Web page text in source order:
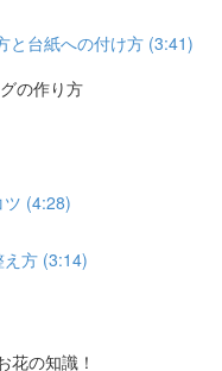
と台紙への付け方 (3:41)
の作り方
ツ (4:28)
え方 (3:14)
花の知識！